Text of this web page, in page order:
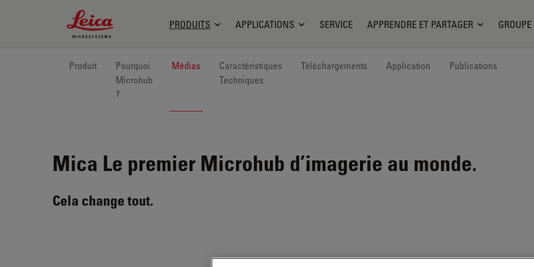
Leica Microsystems Logo
PRODUITS APPLICATIONS SERVICE APPRENDRE ET PARTAGER GROUPE
Produit
Pourquoi
Microhub
?
Médias
Caractéristiques
Techniques
Téléchargements Application Publications
Mica Le premier Microhub d’imagerie au monde.
Cela change tout.